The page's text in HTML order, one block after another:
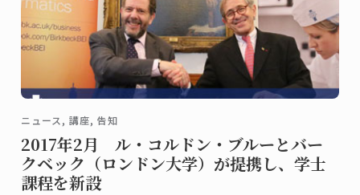
ニュース, 講座, 告知
2017年2月 ル・コルドン・ブルーとバー
クベック（ロンドン大学）が提携し、学士
課程を新設